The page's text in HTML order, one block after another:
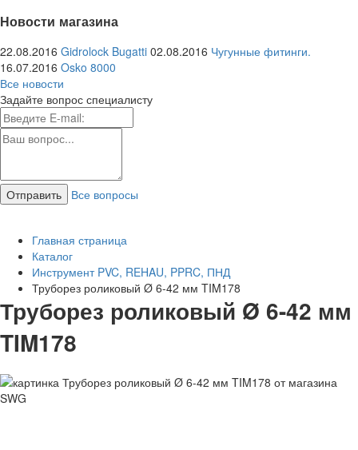
Новости магазина
22.08.2016 Gidrolock Bugatti 02.08.2016 Чугунные фитинги.
16.07.2016 Osko 8000
Все новости
Задайте вопрос специалисту
Все вопросы
Главная страница
Каталог
Инструмент PVC, REHAU, PPRC, ПНД
Труборез роликовый Ø 6-42 мм TIM178
Труборез роликовый Ø 6-42 мм
TIM178